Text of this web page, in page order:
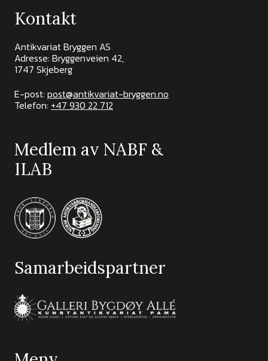
Kontakt
Antikvariat Bryggen AS
Adresse: Bryggenveien 42,
1747 Skjeberg
E-post: post@antikvariat-bryggen.no
Telefon: +47 930 22 712
Medlem av NABF &
ILAB
Samarbeidspartner